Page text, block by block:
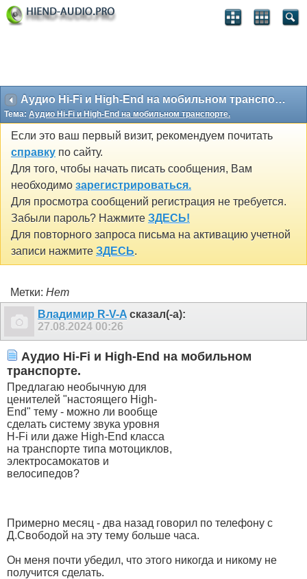
Аудио Hi-Fi и High-End на мобильном транспорте.
Тема: Аудио Hi-Fi и High-End на мобильном транспорте.
Если это ваш первый визит, рекомендуем почитать
справку по сайту.
Для того, чтобы начать писать сообщения, Вам
необходимо зарегистрироваться.
Для просмотра сообщений регистрация не требуется.
Забыли пароль? Нажмите ЗДЕСЬ!
Для повторного запроса письма на активацию учетной
записи нажмите ЗДЕСЬ.
Метки: Нет
Владимир R-V-A сказал(-а):
27.08.2024 00:26
Аудио Hi-Fi и High-End на мобильном
транспорте.
Предлагаю необычную для
ценителей "настоящего High-
End" тему - можно ли вообще
сделать систему звука уровня
H-Fi или даже High-End класса
на транспорте типа мотоциклов,
электросамокатов и
велосипедов?
Примерно месяц - два назад говорил по телефону с
Д.Свободой на эту тему больше часа.
Он меня почти убедил, что этого никогда и никому не
получится сделать.